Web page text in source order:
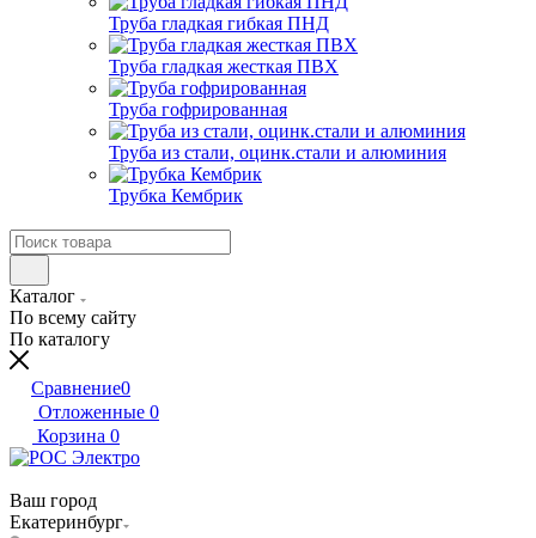
Труба гладкая гибкая ПНД
Труба гладкая жесткая ПВХ
Труба гофрированная
Труба из стали, оцинк.стали и алюминия
Трубка Кембрик
Каталог
По всему сайту
По каталогу
Сравнение0
Отложенные 0
Корзина 0
Ваш город
Екатеринбург